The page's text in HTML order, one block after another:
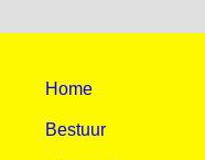
Home
Bestuur